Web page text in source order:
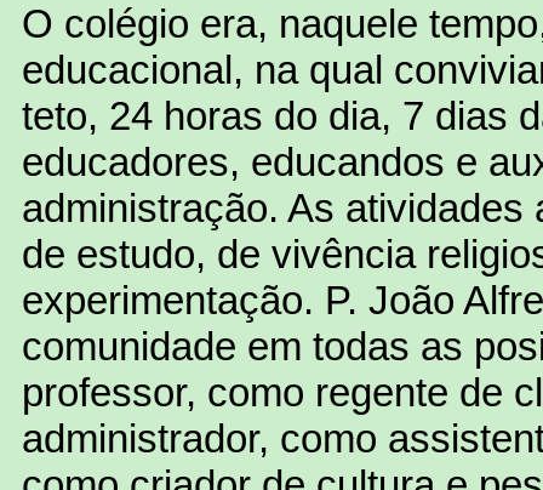
O colégio era, naquele
educacional, na qual
teto, 24 horas do dia, 7 dias
educadores, educandos e
administração. As atividades
de estudo, de vivência
experimentação. P. João
comunidade em todas as
professor, como regente de
administrador, como